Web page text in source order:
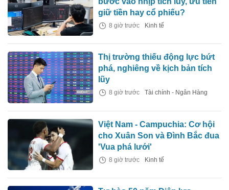
giữ tiền hay cổ phiếu?
8 giờ trước Kinh tế
Thị trường thiếu động lực bứt
phá, nghiêng về kịch bản tích
lũy
8 giờ trước Tài chính - Ngân Hàng
Việt Nam - Campuchia: Cơ hội
cho Xuân Son và Đình Bắc đua
'Vua phá lưới'
8 giờ trước Kinh tế